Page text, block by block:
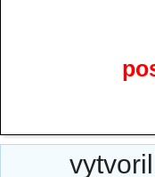
vytvoril